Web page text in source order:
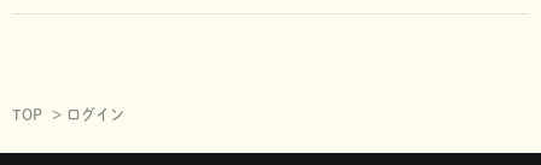
TOP ログイン